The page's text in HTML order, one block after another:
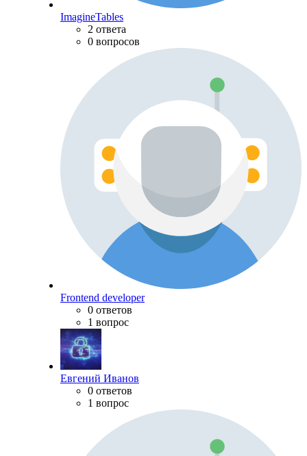
ImagineTables
2 ответа
0 вопросов
Frontend developer
0 ответов
1 вопрос
Евгений Иванов
0 ответов
1 вопрос